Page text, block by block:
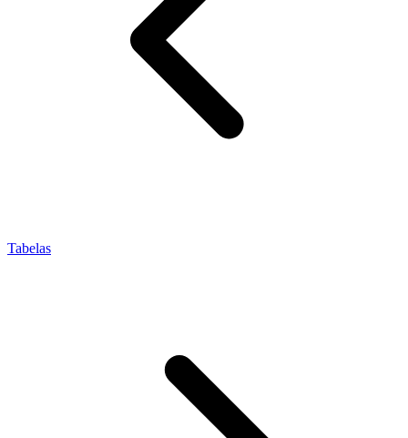
Tabelas